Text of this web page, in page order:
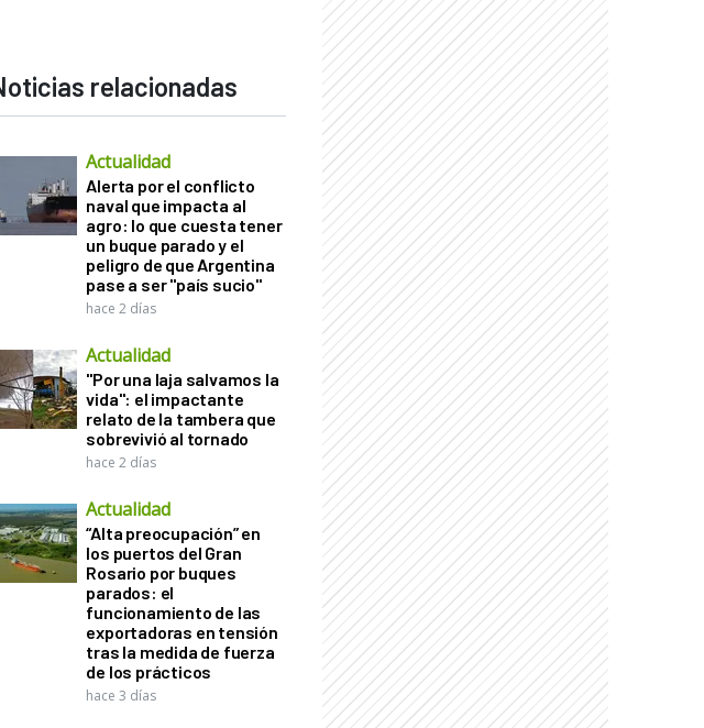
relacionadas
Actualidad
Alerta por el conflicto
naval que impacta al
agro: lo que cuesta tener
un buque parado y el
peligro de que Argentina
pase a ser "país sucio"
hace 2 días
Actualidad
"Por una laja salvamos la
vida": el impactante
relato de la tambera que
sobrevivió al tornado
hace 2 días
Actualidad
“Alta preocupación” en
los puertos del Gran
Rosario por buques
parados: el
funcionamiento de las
exportadoras en tensión
tras la medida de fuerza
de los prácticos
hace 3 días